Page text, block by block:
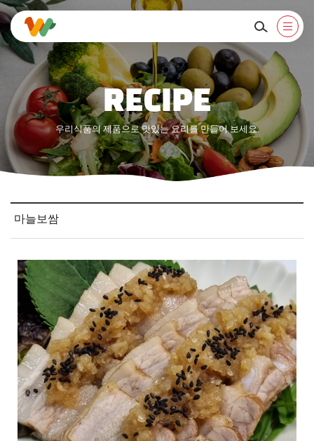
RECIPE
우리식품의 제품으로 맛있는 요리를 만들어 보세요.
마늘보쌈